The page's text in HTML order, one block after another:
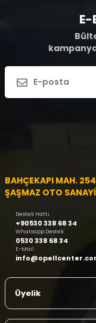
BAHÇEKAPI MAH.
ŞAŞMAZ OTO
Destek Hattı
+90530 338 68 34
Whatsapp Destek
0530 338 68 34
E-Mail
Üyelik